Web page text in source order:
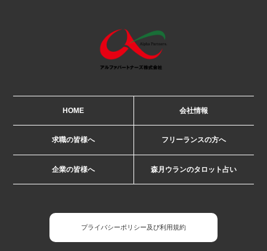
HOME 会社情報
求職の皆様へ フリーランスの方へ
企業の皆様へ 森月ウランのタロット占い
プライバシーポリシー及び利用規約